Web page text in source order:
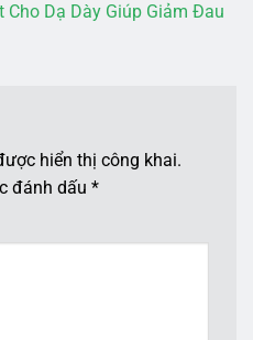
Cho Dạ Dày Giúp Giảm Đau
hiển thị công khai.
đánh dấu *